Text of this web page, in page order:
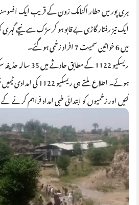
ہری پور میں حطار اکنامک زون کے قریب ایک
ایک تیز رفتار گاڑی بے قابو ہو کر سڑک سے نیچے
میں 6 خواتین سمیت 7 افراد زخمی ہو گئے۔
ریسکیو 1122 کے
ہوئے۔ اطلاع ملتے ہی
گئیں اور زخمیوں کو ابتدائی طبی امداد فراہم کرنے